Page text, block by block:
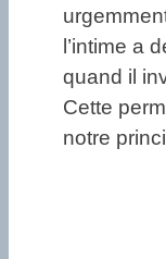
l’intime a
quand il
Cette
notre